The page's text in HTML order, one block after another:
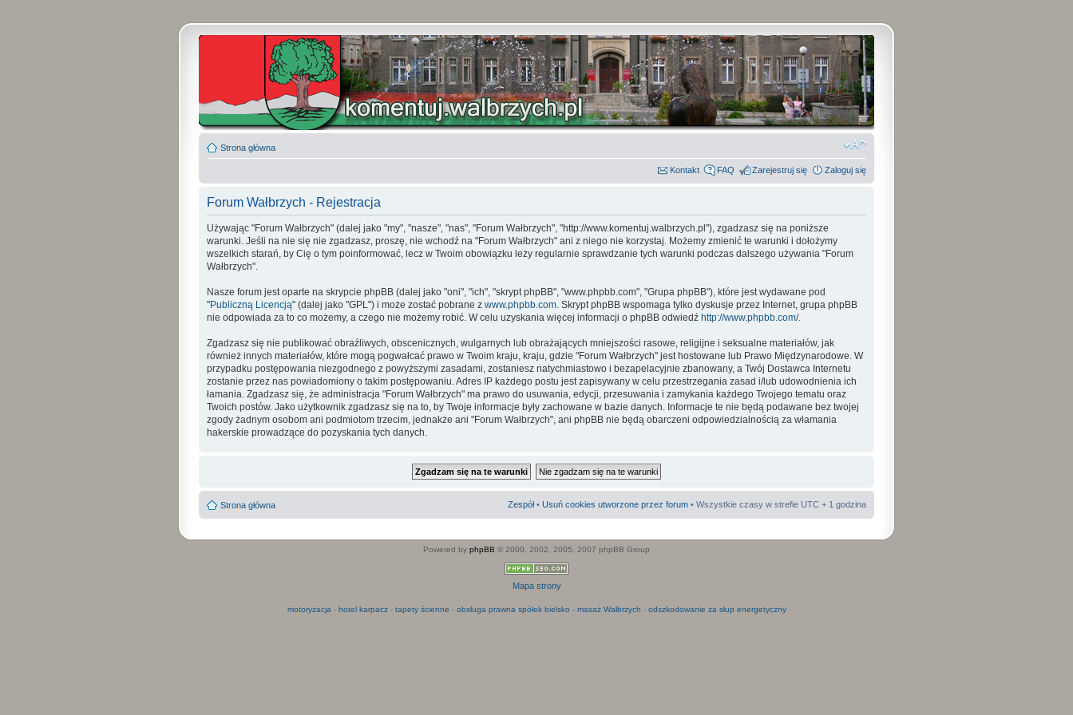
Strona główna
Kontakt FAQ Zarejestruj się Zaloguj się
Forum Wałbrzych - Rejestracja
Używając "Forum Wałbrzych" (dalej jako "my", "nasze", "nas", "Forum Wałbrzych", "http://www.komentuj.walbrzych.pl"), zgadzasz się na poniższe
warunki. Jeśli na nie się nie zgadzasz, proszę, nie wchodź na "Forum Wałbrzych" ani z niego nie korzystaj. Możemy zmienić te warunki i dołożymy
wszelkich starań, by Cię o tym poinformować, lecz w Twoim obowiązku leży regularnie sprawdzanie tych warunki podczas dalszego używania "Forum
Wałbrzych".
Nasze forum jest oparte na skrypcie phpBB (dalej jako "oni", "ich", "skrypt phpBB", "www.phpbb.com", "Grupa phpBB"), które jest wydawane pod
"Publiczną Licencją" (dalej jako "GPL") i może zostać pobrane z www.phpbb.com. Skrypt phpBB wspomaga tylko dyskusje przez Internet, grupa phpBB
nie odpowiada za to co możemy, a czego nie możemy robić. W celu uzyskania więcej informacji o phpBB odwiedź http://www.phpbb.com/.
Zgadzasz się nie publikować obraźliwych, obscenicznych, wulgarnych lub obrażających mniejszości rasowe, religijne i seksualne materiałów, jak
również innych materiałów, które mogą pogwałcać prawo w Twoim kraju, kraju, gdzie "Forum Wałbrzych" jest hostowane lub Prawo Międzynarodowe. W
przypadku postępowania niezgodnego z powyższymi zasadami, zostaniesz natychmiastowo i bezapelacyjnie zbanowany, a Twój Dostawca Internetu
zostanie przez nas powiadomiony o takim postępowaniu. Adres IP każdego postu jest zapisywany w celu przestrzegania zasad i/lub udowodnienia ich
łamania. Zgadzasz się, że administracja "Forum Wałbrzych" ma prawo do usuwania, edycji, przesuwania i zamykania każdego Twojego tematu oraz
Twoich postów. Jako użytkownik zgadzasz się na to, by Twoje informacje były zachowane w bazie danych. Informacje te nie będą podawane bez twojej
zgody żadnym osobom ani podmiotom trzecim, jednakże ani "Forum Wałbrzych", ani phpBB nie będą obarczeni odpowiedzialnością za włamania
hakerskie prowadzące do pozyskania tych danych.
Strona główna Zespół• Usuń cookies utworzone przez forum • Wszystkie czasy w strefie UTC + 1 godzina
Powered by phpBB © 2000, 2002, 2005, 2007 phpBB Group
Mapa strony
motoryzacja - hotel karpacz- tapety ścienne - obsługa prawna spółek bielsko - masaż Wałbrzych - odszkodowanie za słup energetyczny